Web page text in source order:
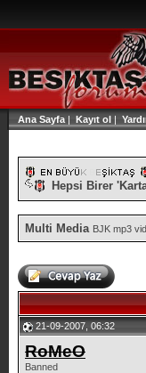
Ana Sayfa | Kayıt ol |
Hepsi Birer
Multi Media BJK mp3
21-09-2007, 06:32
RoMeO
Banned